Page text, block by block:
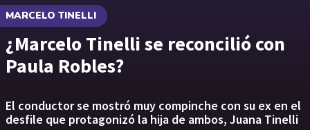
MARCELO TINELLI
¿Marcelo Tinelli se reconcilió con
Paula Robles?
El conductor se mostró muy compinche con su ex en el
desfile que protagonizó la hija de ambos, Juana Tinelli